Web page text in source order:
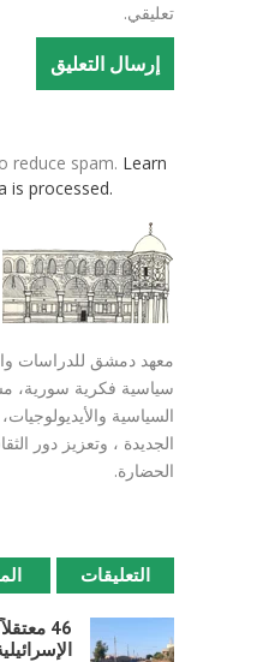
تعليقي.
reduce spam. Learn
is processed.
معهد دمشق للدراسات
سياسية فكرية سورية،
السياسية
الجديدة ، وتعزيز دور
الحضارة.
التعليقات
46